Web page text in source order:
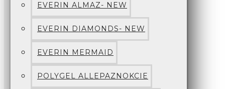
EVERIN ALMAZ- NEW
EVERIN DIAMONDS- NEW
EVERIN MERMAID
POLYGEL ALLEPAZNOKCIE